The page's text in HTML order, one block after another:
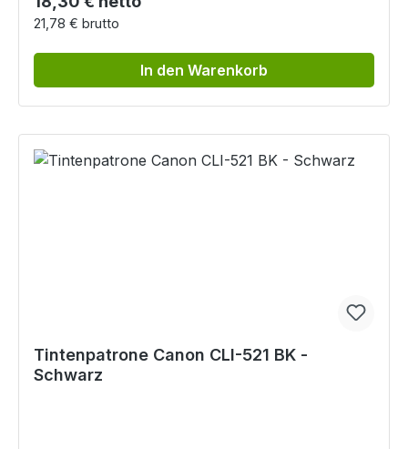
21,78 € brutto
In den Warenkorb
Tintenpatrone Canon CLI-521 BK -
Schwarz